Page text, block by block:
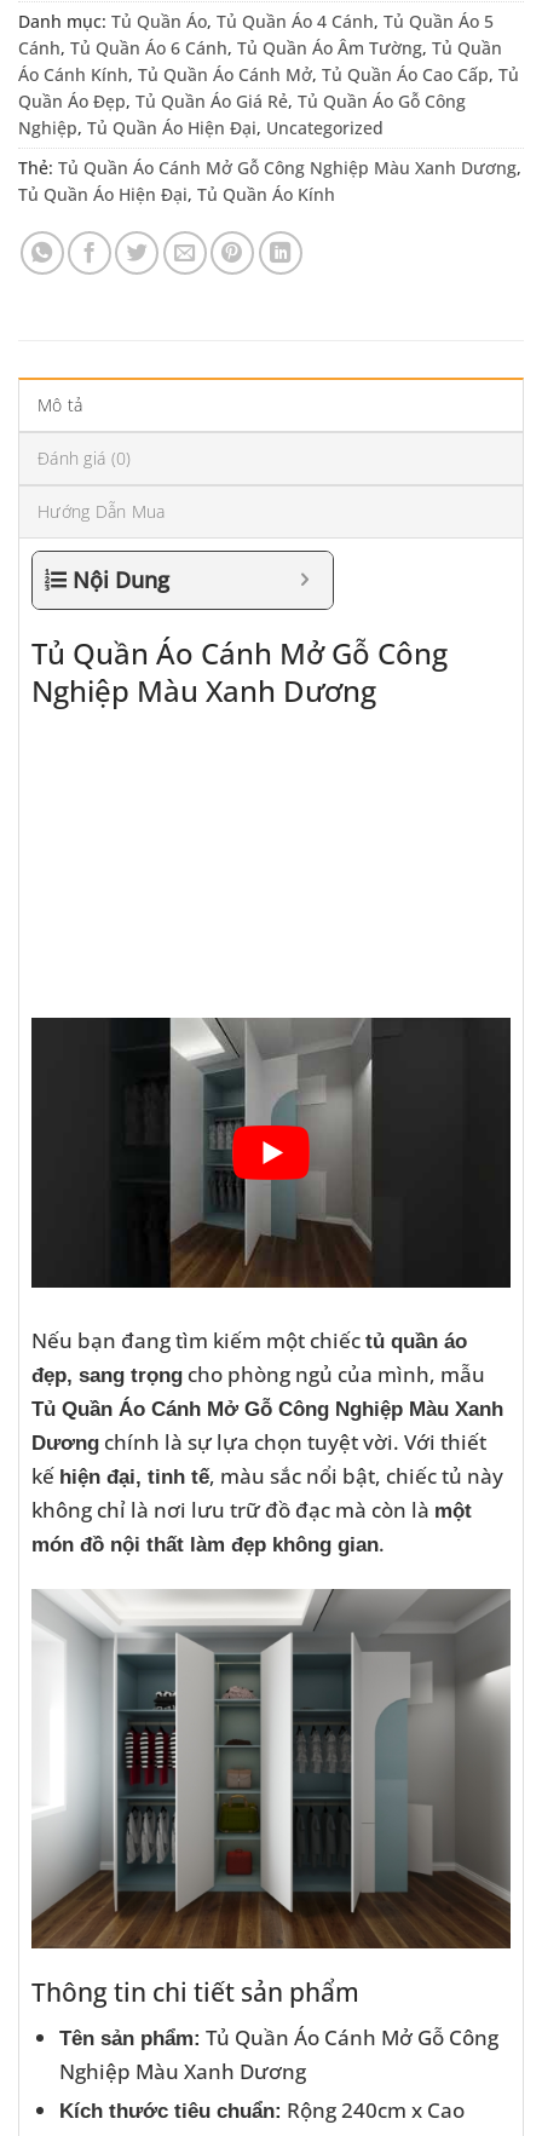
Danh mục: Tủ Quần Áo, Tủ Quần Áo 4 Cánh, Tủ Quần Áo 5
Cánh, Tủ Quần Áo 6 Cánh, Tủ Quần Áo Âm Tường, Tủ Quần
Áo Cánh Kính, Tủ Quần Áo Cánh Mở, Tủ Quần Áo Cao Cấp, Tủ
Quần Áo Đẹp, Tủ Quần Áo Giá Rẻ, Tủ Quần Áo Gỗ Công
Nghiệp, Tủ Quần Áo Hiện Đại, Uncategorized
Thẻ: Tủ Quần Áo Cánh Mở Gỗ Công Nghiệp Màu Xanh Dương,
Tủ Quần Áo Hiện Đại, Tủ Quần Áo Kính
Mô tả
Đánh giá (0)
Hướng Dẫn Mua
Nội Dung
Tủ Quần Áo Cánh Mở Gỗ Công
Nghiệp Màu Xanh Dương
Nếu bạn đang tìm kiếm một chiếc tủ quần áo
đẹp, sang trọng cho phòng ngủ của mình, mẫu
Tủ Quần Áo Cánh Mở Gỗ Công Nghiệp Màu Xanh
Dương chính là sự lựa chọn tuyệt vời. Với thiết
kế hiện đại, tinh tế, màu sắc nổi bật, chiếc tủ này
không chỉ là nơi lưu trữ đồ đạc mà còn là một
món đồ nội thất làm đẹp không gian.
Thông tin chi tiết sản phẩm
Tên sản phẩm: Tủ Quần Áo Cánh Mở Gỗ Công
Nghiệp Màu Xanh Dương
Kích thước tiêu chuẩn: Rộng 240cm x Cao